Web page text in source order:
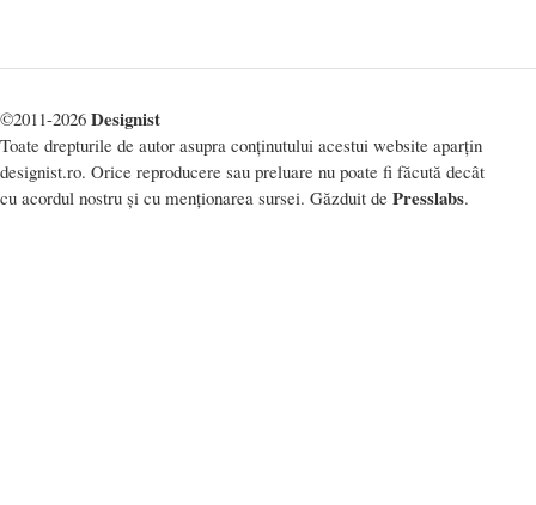
©2011-2026 Designist
Toate drepturile de autor asupra conținutului acestui website aparțin
designist.ro. Orice reproducere sau preluare nu poate fi făcută decât
cu acordul nostru și cu menționarea sursei. Găzduit de Presslabs.